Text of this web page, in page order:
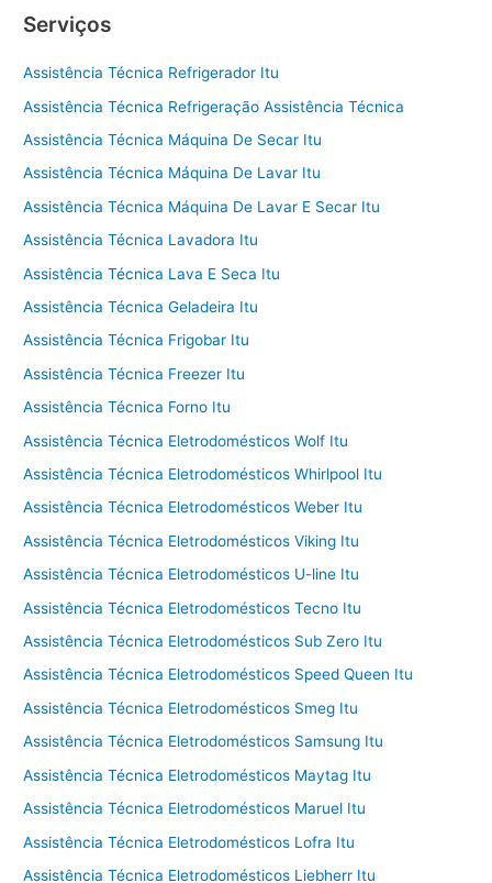
Serviços
Assistência Técnica Refrigerador Itu
Assistência Técnica Refrigeração Assistência Técnica
Assistência Técnica Máquina De Secar Itu
Assistência Técnica Máquina De Lavar Itu
Assistência Técnica Máquina De Lavar E Secar Itu
Assistência Técnica Lavadora Itu
Assistência Técnica Lava E Seca Itu
Assistência Técnica Geladeira Itu
Assistência Técnica Frigobar Itu
Assistência Técnica Freezer Itu
Assistência Técnica Forno Itu
Assistência Técnica Eletrodomésticos Wolf Itu
Assistência Técnica Eletrodomésticos Whirlpool Itu
Assistência Técnica Eletrodomésticos Weber Itu
Assistência Técnica Eletrodomésticos Viking Itu
Assistência Técnica Eletrodomésticos U-line Itu
Assistência Técnica Eletrodomésticos Tecno Itu
Assistência Técnica Eletrodomésticos Sub Zero Itu
Assistência Técnica Eletrodomésticos Speed Queen Itu
Assistência Técnica Eletrodomésticos Smeg Itu
Assistência Técnica Eletrodomésticos Samsung Itu
Assistência Técnica Eletrodomésticos Maytag Itu
Assistência Técnica Eletrodomésticos Maruel Itu
Assistência Técnica Eletrodomésticos Lofra Itu
Assistência Técnica Eletrodomésticos Liebherr Itu